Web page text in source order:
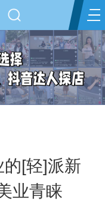
的[轻]派新
业青睐